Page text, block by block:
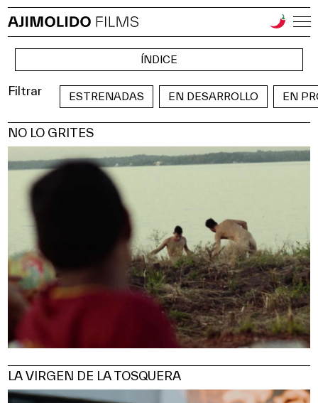
ÍNDICE
ESTRENADAS EN DESARROLLO EN
NO LO GRITES
LA VIRGEN DE LA TOSQUERA